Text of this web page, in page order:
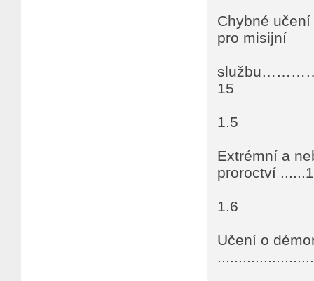
Chybné
pro misijní
15
1.5
Extrémní a
proroctví
1.6
Učení o